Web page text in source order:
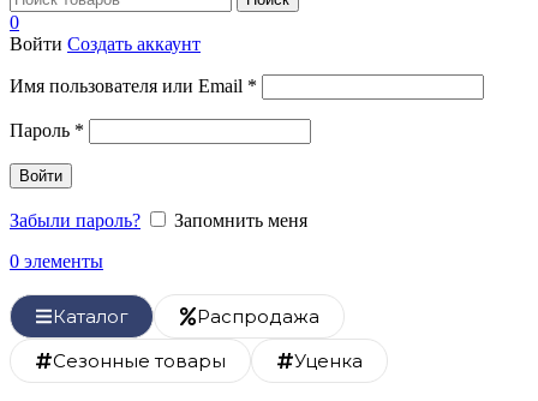
0
Войти Создать аккаунт
Имя пользователя или Email *
Пароль *
Войти
Забыли пароль?
Запомнить меня
0 элементы
Каталог
Распродажа
Сезонные товары
Уценка